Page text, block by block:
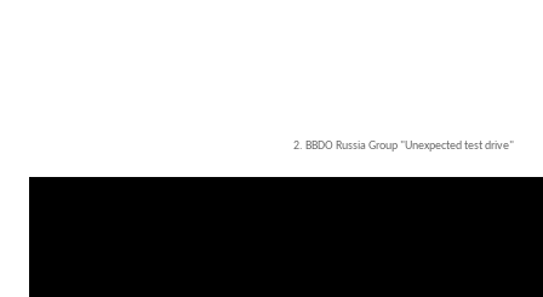
2. BBDO Russia Group "Unexpected test drive"